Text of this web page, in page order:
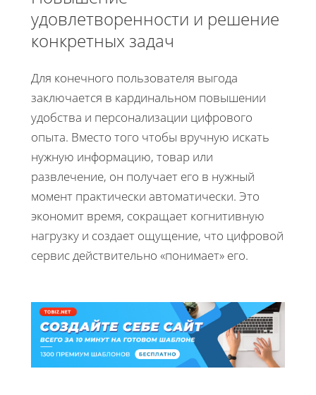
удовлетворенности и решение
конкретных задач
Для конечного пользователя выгода
заключается в кардинальном повышении
удобства и персонализации цифрового
опыта. Вместо того чтобы вручную искать
нужную информацию, товар или
развлечение, он получает его в нужный
момент практически автоматически. Это
экономит время, сокращает когнитивную
нагрузку и создает ощущение, что цифровой
сервис действительно «понимает» его.